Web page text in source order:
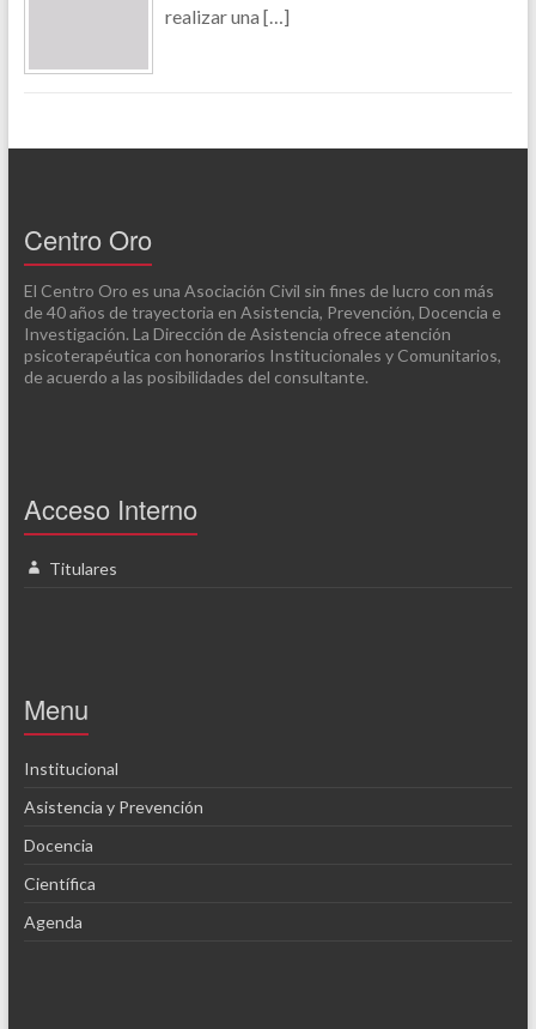
realizar una […]
Centro Oro
El Centro Oro es una Asociación Civil sin fines de lucro con más
de 40 años de trayectoria en Asistencia, Prevención, Docencia e
Investigación. La Dirección de Asistencia ofrece atención
psicoterapéutica con honorarios Institucionales y Comunitarios,
de acuerdo a las posibilidades del consultante.
Acceso Interno
Titulares
Menu
Institucional
Asistencia y Prevención
Docencia
Científica
Agenda